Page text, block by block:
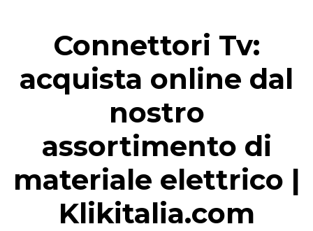
Connettori Tv:
acquista online dal
nostro
assortimento di
materiale elettrico |
Klikitalia.com